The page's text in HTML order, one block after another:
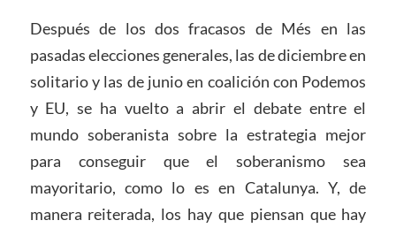
Después de los dos fracasos de Més en las
pasadas elecciones generales, las de diciembre en
solitario y las de junio en coalición con Podemos
y EU, se ha vuelto a abrir el debate entre el
mundo soberanista sobre la estrategia mejor
para conseguir que el soberanismo sea
mayoritario, como lo es en Catalunya. Y, de
manera reiterada, los hay que piensan que hay